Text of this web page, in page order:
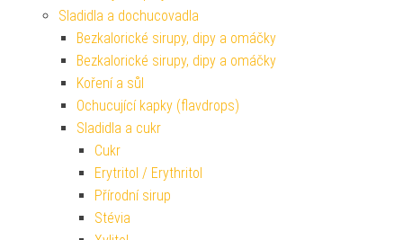
Sladidla a dochucovadla
Bezkalorické sirupy, dipy a omáčky
Bezkalorické sirupy, dipy a omáčky
Koření a sůl
Ochucující kapky (flavdrops)
Sladidla a cukr
Cukr
Erytritol / Erythritol
Přírodní sirup
Stévia